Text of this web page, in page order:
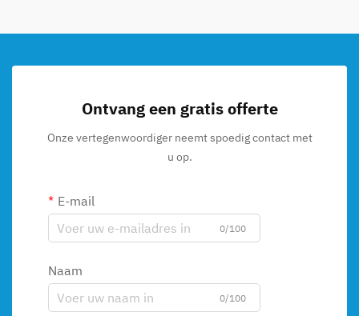
Ontvang een gratis offerte
Onze vertegenwoordiger neemt spoedig contact met
u op.
E-mail
0/100
Naam
0/100